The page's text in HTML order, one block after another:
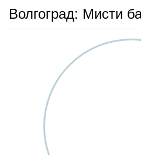
Волгоград: Мисти